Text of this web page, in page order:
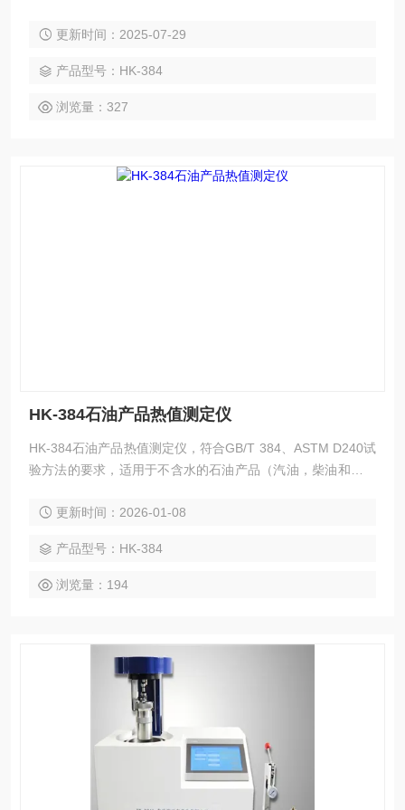
更新时间：2025-07-29
产品型号：HK-384
浏览量：327
HK-384石油产品热值测定仪
HK-384石油产品热值测定仪，符合GB/T 384、ASTM D240试
验方法的要求，适用于不含水的石油产品（汽油，柴油和重油
更新时间：2026-01-08
产品型号：HK-384
浏览量：194